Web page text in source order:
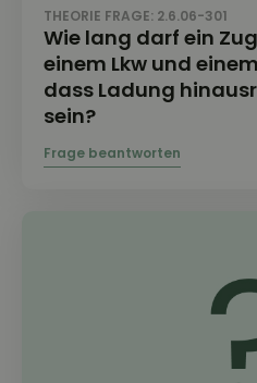
THEORIE FRAGE: 2.6.06-301
Wie lang darf ein
einem Lkw und
dass Ladung
sein?